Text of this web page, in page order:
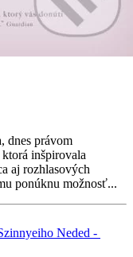
dnes právom
inšpirovala
aj rozhlasových
ponúknu možnosť...
Neded -